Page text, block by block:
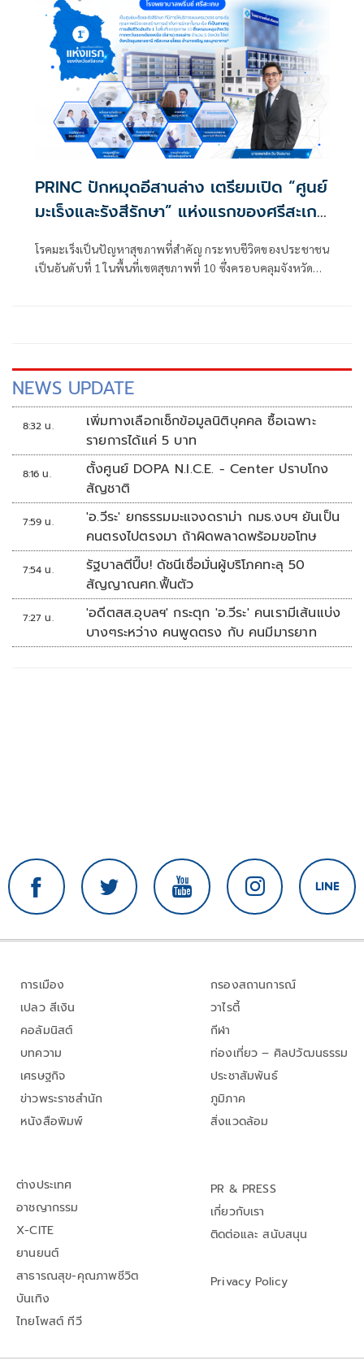
PRINC ปักหมุดอีสานล่าง เตรียมเปิด “ศูนย์
มะเร็งและรังสีรักษา” แห่งแรกของศรีสะเกษ
ธ.ค. นี้ มุ่งครอบคลุมทุกสิทธิการรักษาโรค
มะเร็งและให้บริการครบวงจร
โรคมะเร็งเป็นปัญหาสุขภาพที่สำคัญ กระทบชีวิตของประชาชน
เป็นอันดับที่ 1 ในพื้นที่เขตสุขภาพที่ 10 ซึ่งครอบคลุมจังหวัด
NEWS UPDATE
8:32 น.
เพิ่มทางเลือกเช็กข้อมูลนิติบุคคล ซื้อเฉพาะ
รายการได้แค่ 5 บาท
8:16 น.
ตั้งศูนย์ DOPA N.I.C.E. - Center ปราบโกง
สัญชาติ
7:59 น.
'อ.วีระ' ยกธรรมมะแจงดราม่า กมธ.งบฯ ยันเป็น
คนตรงไปตรงมา ถ้าผิดพลาดพร้อมขอโทษ
7:54 น.
รัฐบาลตีปี๊บ! ดัชนีเชื่อมั่นผู้บริโภคทะลุ 50
สัญญาณศก.ฟื้นตัว
7:27 น.
'อดีตสส.อุบลฯ' กระตุก 'อ.วีระ' คนเรามีเส้นแบ่ง
บางๆระหว่าง คนพูดตรง กับ คนมีมารยาท
การเมือง
เปลว สีเงิน
คอลัมนิสต์
บทความ
เศรษฐกิจ
ข่าวพระราชสำนัก
หนังสือพิมพ์
กรองสถานการณ์
วาไรตี้
กีฬา
ท่องเที่ยว – ศิลปวัฒนธรรม
ประชาสัมพันธ์
ภูมิภาค
สิ่งแวดล้อม
ต่างประเทศ
อาชญากรรม
X-CITE
ยานยนต์
สาธารณสุข-คุณภาพชีวิต
บันเทิง
ไทยโพสต์ ทีวี
PR & PRESS
เกี่ยวกับเรา
ติดต่อและ สนับสนุน
Privacy Policy